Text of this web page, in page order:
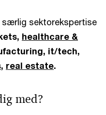
sektorekspertise
healthcare &
it/tech,
, real estate.
med?